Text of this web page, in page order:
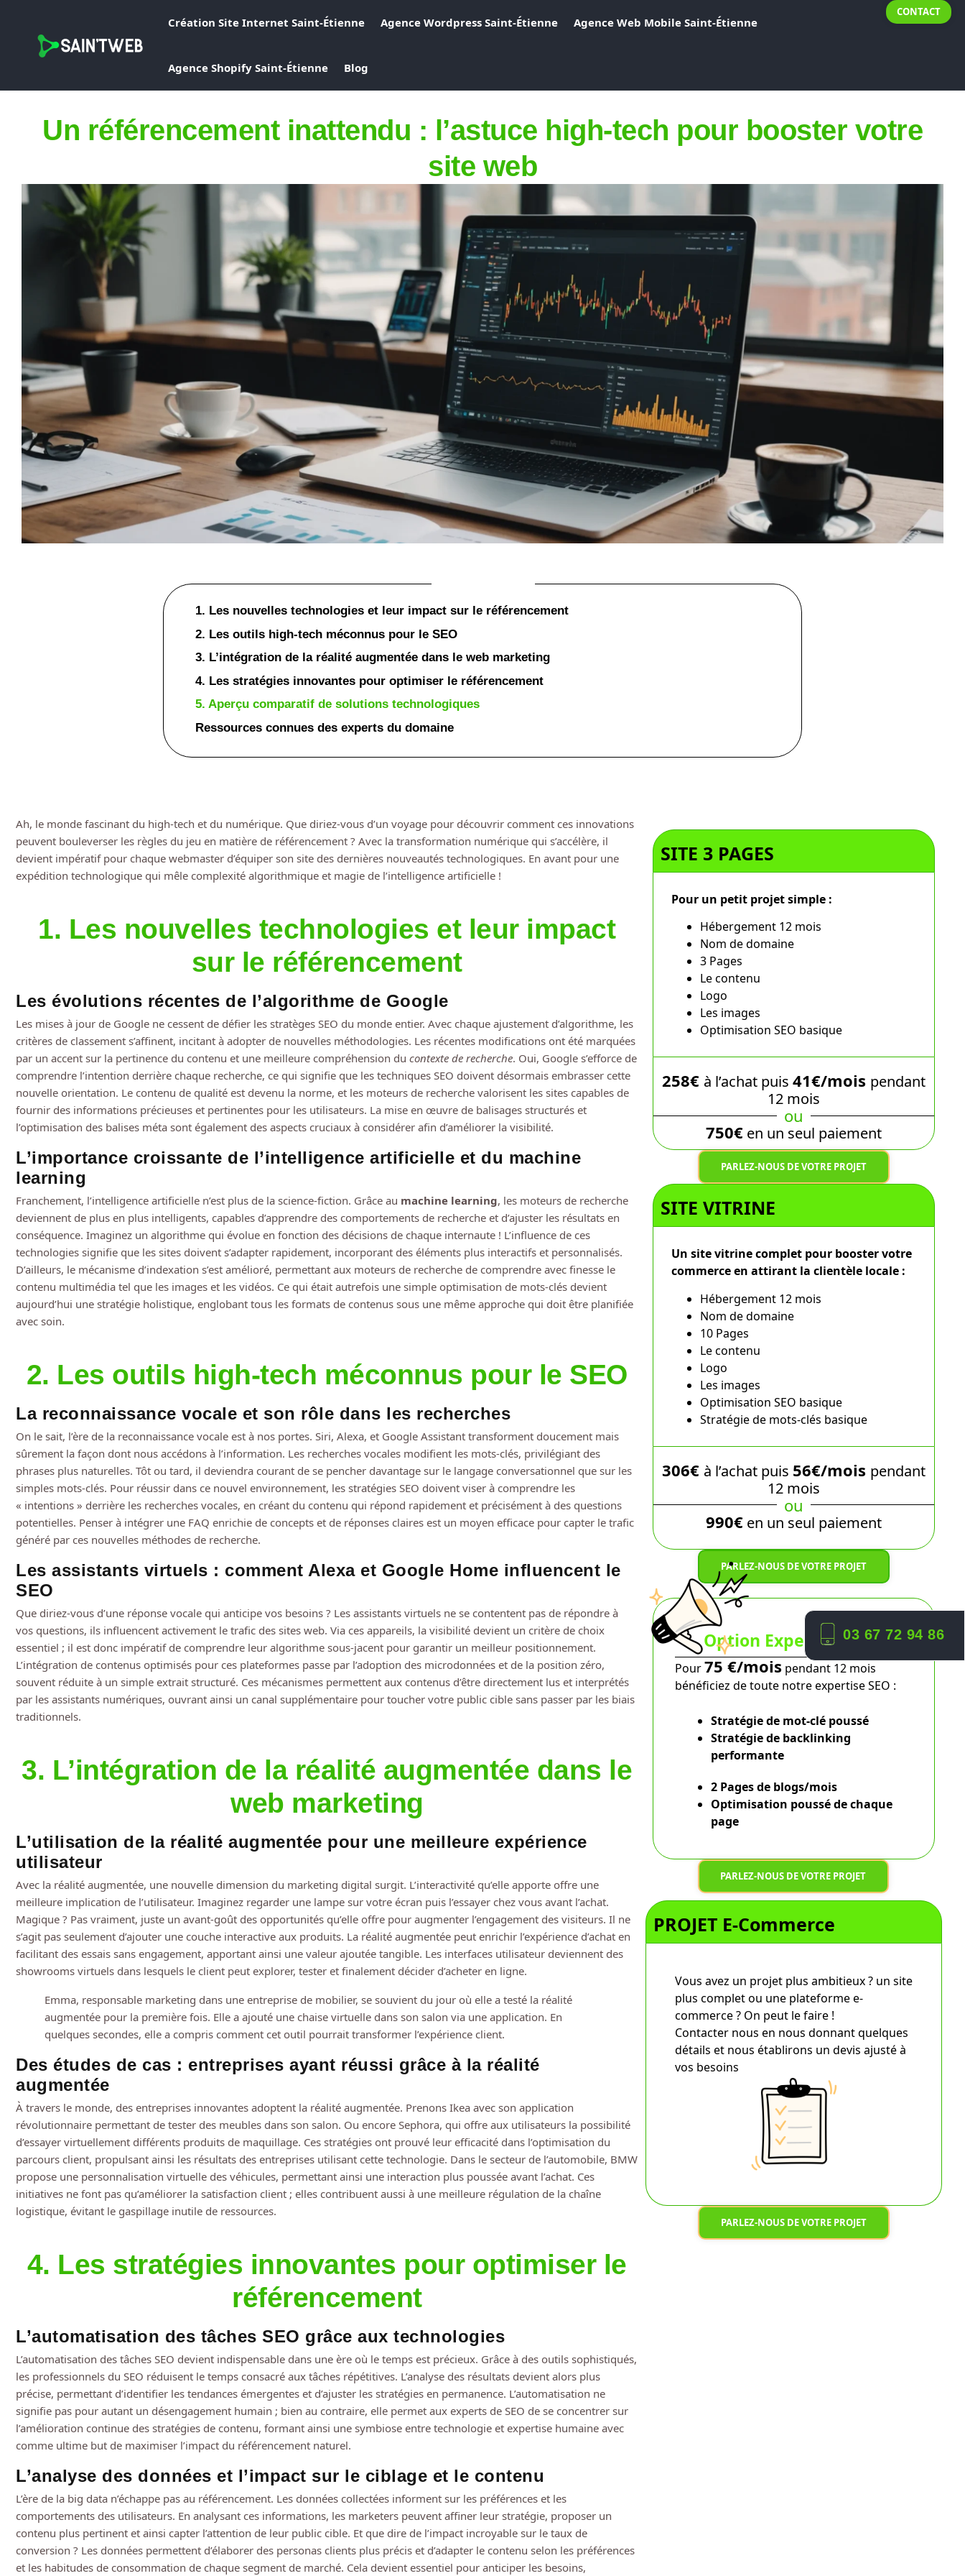
Création Site Internet Saint-Étienne Agence Wordpress Saint-Étienne Agence Web Mobile Saint-Étienne
Agence Shopify Saint-Étienne Blog
CONTACT
Un référencement inattendu : l’astuce high-tech pour booster votre
site web
1. Les nouvelles technologies et leur impact sur le référencement
2. Les outils high-tech méconnus pour le SEO
3. L’intégration de la réalité augmentée dans le web marketing
4. Les stratégies innovantes pour optimiser le référencement
5. Aperçu comparatif de solutions technologiques
Ressources connues des experts du domaine
Ah, le monde fascinant du high-tech et du numérique. Que diriez-vous d’un voyage pour découvrir comment ces innovations
peuvent bouleverser les règles du jeu en matière de référencement ? Avec la transformation numérique qui s’accélère, il
devient impératif pour chaque webmaster d’équiper son site des dernières nouveautés technologiques. En avant pour une
expédition technologique qui mêle complexité algorithmique et magie de l’intelligence artificielle !
1. Les nouvelles technologies et leur impact
sur le référencement
Les évolutions récentes de l’algorithme de Google
Les mises à jour de Google ne cessent de défier les stratèges SEO du monde entier. Avec chaque ajustement d’algorithme, les
critères de classement s’affinent, incitant à adopter de nouvelles méthodologies. Les récentes modifications ont été marquées
par un accent sur la pertinence du contenu et une meilleure compréhension du contexte de recherche. Oui, Google s’efforce de
comprendre l’intention derrière chaque recherche, ce qui signifie que les techniques SEO doivent désormais embrasser cette
nouvelle orientation. Le contenu de qualité est devenu la norme, et les moteurs de recherche valorisent les sites capables de
fournir des informations précieuses et pertinentes pour les utilisateurs. La mise en œuvre de balisages structurés et
l’optimisation des balises méta sont également des aspects cruciaux à considérer afin d’améliorer la visibilité.
L’importance croissante de l’intelligence artificielle et du machine
learning
Franchement, l’intelligence artificielle n’est plus de la science-fiction. Grâce au machine learning, les moteurs de recherche
deviennent de plus en plus intelligents, capables d’apprendre des comportements de recherche et d’ajuster les résultats en
conséquence. Imaginez un algorithme qui évolue en fonction des décisions de chaque internaute ! L’influence de ces
technologies signifie que les sites doivent s’adapter rapidement, incorporant des éléments plus interactifs et personnalisés.
D’ailleurs, le mécanisme d’indexation s’est amélioré, permettant aux moteurs de recherche de comprendre avec finesse le
contenu multimédia tel que les images et les vidéos. Ce qui était autrefois une simple optimisation de mots-clés devient
aujourd’hui une stratégie holistique, englobant tous les formats de contenus sous une même approche qui doit être planifiée
avec soin.
2. Les outils high-tech méconnus pour le SEO
La reconnaissance vocale et son rôle dans les recherches
On le sait, l’ère de la reconnaissance vocale est à nos portes. Siri, Alexa, et Google Assistant transforment doucement mais
sûrement la façon dont nous accédons à l’information. Les recherches vocales modifient les mots-clés, privilégiant des
phrases plus naturelles. Tôt ou tard, il deviendra courant de se pencher davantage sur le langage conversationnel que sur les
simples mots-clés. Pour réussir dans ce nouvel environnement, les stratégies SEO doivent viser à comprendre les
« intentions » derrière les recherches vocales, en créant du contenu qui répond rapidement et précisément à des questions
potentielles. Penser à intégrer une FAQ enrichie de concepts et de réponses claires est un moyen efficace pour capter le trafic
généré par ces nouvelles méthodes de recherche.
Les assistants virtuels : comment Alexa et Google Home influencent le
SEO
Que diriez-vous d’une réponse vocale qui anticipe vos besoins ? Les assistants virtuels ne se contentent pas de répondre à
vos questions, ils influencent activement le trafic des sites web. Via ces appareils, la visibilité devient un critère de choix
essentiel ; il est donc impératif de comprendre leur algorithme sous-jacent pour garantir un meilleur positionnement.
L’intégration de contenus optimisés pour ces plateformes passe par l’adoption des microdonnées et de la position zéro,
souvent réduite à un simple extrait structuré. Ces mécanismes permettent aux contenus d’être directement lus et interprétés
par les assistants numériques, ouvrant ainsi un canal supplémentaire pour toucher votre public cible sans passer par les biais
traditionnels.
3. L’intégration de la réalité augmentée dans le
web marketing
L’utilisation de la réalité augmentée pour une meilleure expérience
utilisateur
Avec la réalité augmentée, une nouvelle dimension du marketing digital surgit. L’interactivité qu’elle apporte offre une
meilleure implication de l’utilisateur. Imaginez regarder une lampe sur votre écran puis l’essayer chez vous avant l’achat.
Magique ? Pas vraiment, juste un avant-goût des opportunités qu’elle offre pour augmenter l’engagement des visiteurs. Il ne
s’agit pas seulement d’ajouter une couche interactive aux produits. La réalité augmentée peut enrichir l’expérience d’achat en
facilitant des essais sans engagement, apportant ainsi une valeur ajoutée tangible. Les interfaces utilisateur deviennent des
showrooms virtuels dans lesquels le client peut explorer, tester et finalement décider d’acheter en ligne.
Emma, responsable marketing dans une entreprise de mobilier, se souvient du jour où elle a testé la réalité
augmentée pour la première fois. Elle a ajouté une chaise virtuelle dans son salon via une application. En
quelques secondes, elle a compris comment cet outil pourrait transformer l’expérience client.
Des études de cas : entreprises ayant réussi grâce à la réalité
augmentée
À travers le monde, des entreprises innovantes adoptent la réalité augmentée. Prenons Ikea avec son application
révolutionnaire permettant de tester des meubles dans son salon. Ou encore Sephora, qui offre aux utilisateurs la possibilité
d’essayer virtuellement différents produits de maquillage. Ces stratégies ont prouvé leur efficacité dans l’optimisation du
parcours client, propulsant ainsi les résultats des entreprises utilisant cette technologie. Dans le secteur de l’automobile, BMW
propose une personnalisation virtuelle des véhicules, permettant ainsi une interaction plus poussée avant l’achat. Ces
initiatives ne font pas qu’améliorer la satisfaction client ; elles contribuent aussi à une meilleure régulation de la chaîne
logistique, évitant le gaspillage inutile de ressources.
4. Les stratégies innovantes pour optimiser le
référencement
L’automatisation des tâches SEO grâce aux technologies
L’automatisation des tâches SEO devient indispensable dans une ère où le temps est précieux. Grâce à des outils sophistiqués,
les professionnels du SEO réduisent le temps consacré aux tâches répétitives. L’analyse des résultats devient alors plus
précise, permettant d’identifier les tendances émergentes et d’ajuster les stratégies en permanence. L’automatisation ne
signifie pas pour autant un désengagement humain ; bien au contraire, elle permet aux experts de SEO de se concentrer sur
l’amélioration continue des stratégies de contenu, formant ainsi une symbiose entre technologie et expertise humaine avec
comme ultime but de maximiser l’impact du référencement naturel.
L’analyse des données et l’impact sur le ciblage et le contenu
L’ère de la big data n’échappe pas au référencement. Les données collectées informent sur les préférences et les
comportements des utilisateurs. En analysant ces informations, les marketers peuvent affiner leur stratégie, proposer un
contenu plus pertinent et ainsi capter l’attention de leur public cible. Et que dire de l’impact incroyable sur le taux de
conversion ? Les données permettent d’élaborer des personas clients plus précis et d’adapter le contenu selon les préférences
et les habitudes de consommation de chaque segment de marché. Cela devient essentiel pour anticiper les besoins,
SITE 3 PAGES
Pour un petit projet simple :
Hébergement 12 mois
Nom de domaine
3 Pages
Le contenu
Logo
Les images
Optimisation SEO basique
258€ à l’achat puis 41€/mois pendant
12 mois
ou
750€en un seul paiement
PARLEZ-NOUS DE VOTRE PROJET
SITE VITRINE
Un site vitrine complet pour booster votre
commerce en attirant la clientèle locale :
Hébergement 12 mois
Nom de domaine
10 Pages
Le contenu
Logo
Les images
Optimisation SEO basique
Stratégie de mots-clés basique
306€ à l’achat puis 56€/mois pendant
12 mois
ou
990€en un seul paiement
PARLEZ-NOUS DE VOTRE PROJET
Option Expert SEO
Pour75 €/mois pendant 12 mois
bénéficiez de toute notre expertise SEO :
Stratégie de mot-clé poussé
Stratégie de backlinking
performante
2 Pages de blogs/mois
Optimisation pousséde chaque
page
PARLEZ-NOUS DE VOTRE PROJET
PROJET E-Commerce
Vous avez un projet plus ambitieux ? un site
plus complet ou une plateforme e-
commerce ? On peut le faire !
Contacter nous en nous donnant quelques
détails et nous établirons un devis ajusté à
vos besoins
PARLEZ-NOUS DE VOTRE PROJET
03 67 72 94 86